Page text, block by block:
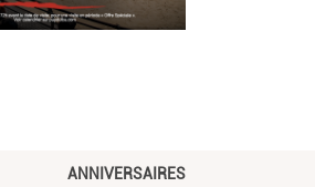
ANNIVERSAIRES